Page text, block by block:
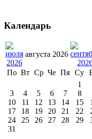
Календарь
августа 2026
По Вт Ср Че Пя Су
1
3
4 5 6 7 8
10
11 12 13 14 15
17
18 19 20 21 22
24
25 26 27 28 29
31